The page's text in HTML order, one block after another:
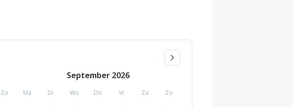
Zo
September 2026
Ma Di Wo Do Vr Za Zo